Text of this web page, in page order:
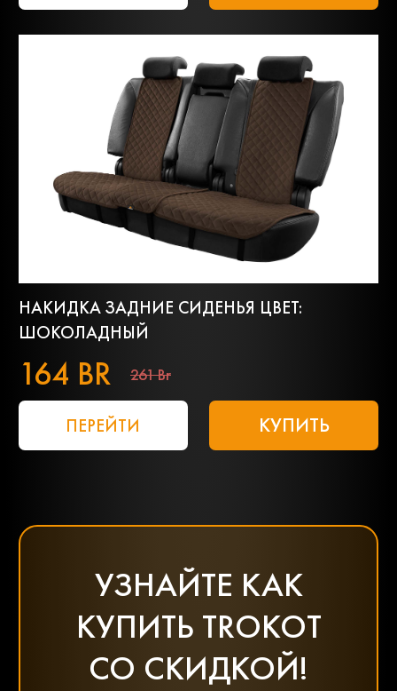
НАКИДКА ЗАДНИЕ СИДЕНЬЯ ЦВЕТ:
ШОКОЛАДНЫЙ
164 BR 261 Br
ПЕРЕЙТИ КУПИТЬ
УЗНАЙТЕ КАК
КУПИТЬ TROKOT
СО СКИДКОЙ!